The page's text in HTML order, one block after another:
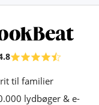
til familier
lydbøger & e-